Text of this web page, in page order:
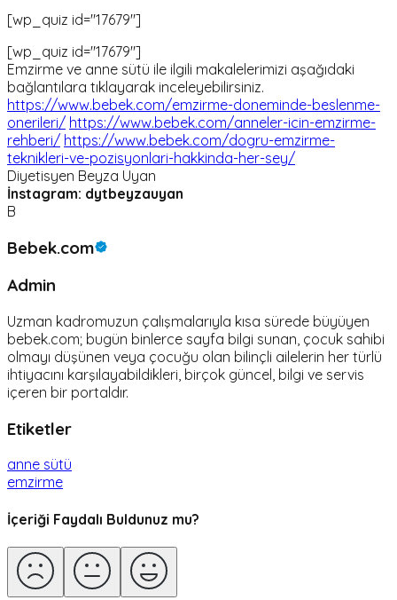
[wp_quiz id="17679"]
[wp_quiz id="17679"]
Emzirme ve anne sütü ile ilgili makalelerimizi aşağıdaki
bağlantılara tıklayarak inceleyebilirsiniz.
https://www.bebek.com/emzirme-doneminde-beslenme-
onerileri/ https://www.bebek.com/anneler-icin-emzirme-
rehberi/ https://www.bebek.com/dogru-emzirme-
teknikleri-ve-pozisyonlari-hakkinda-her-sey/
Diyetisyen Beyza Uyan
İnstagram: dytbeyzauyan
B
Bebek.com
Admin
Uzman kadromuzun çalışmalarıyla kısa sürede büyüyen
bebek.com; bugün binlerce sayfa bilgi sunan, çocuk sahibi
olmayı düşünen veya çocuğu olan bilinçli ailelerin her türlü
ihtiyacını karşılayabildikleri, birçok güncel, bilgi ve servis
içeren bir portaldır.
Etiketler
anne sütü
emzirme
İçeriği Faydalı Buldunuz mu?